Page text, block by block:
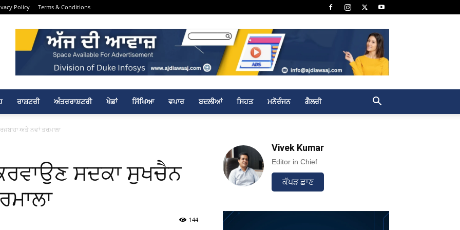
Policy Terms & Conditions
ਰਾਸ਼ਟਰੀ ਅੰਤਰਰਾਸ਼ਟਰੀ ਖੇਡਾਂ ਸਿੱਖਿਆ ਵਪਾਰ ਬਦਲੀਆਂ ਸਿਹਤ ਮਨੋਰੰਜਨ ਗੈਲਰੀ
ਅਤੇ ਨਵਾਂ ਤਰਮਾਲਾ
ਸਦਕਾ ਸੁਖਚੈਨ
144
Vivek Kumar
Editor in Chief
ਕੱਪੜ ਛਾਣ